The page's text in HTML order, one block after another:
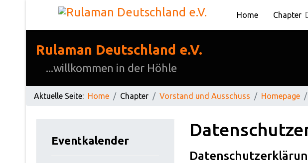
Home Chapter
Rulaman Deutschland e.V.
...willkommen in der Höhle
Aktuelle Seite: Home Chapter Vorstand und Ausschuss Homepage
Eventkalender